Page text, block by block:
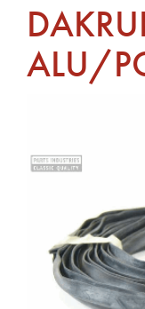
ALU/